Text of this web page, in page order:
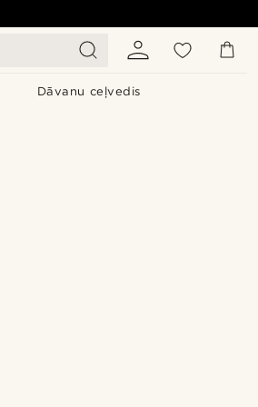
Dāvanu ceļvedis